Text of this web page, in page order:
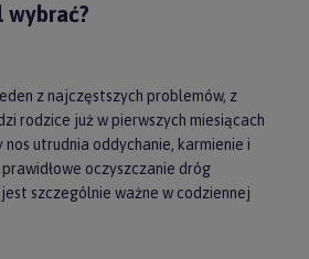
z najczęstszych problemów, z
rodzice już w pierwszych miesiącach
utrudnia oddychanie, karmienie i
oczyszczanie dróg
szczególnie ważne w codziennej
wspierających realizację tego